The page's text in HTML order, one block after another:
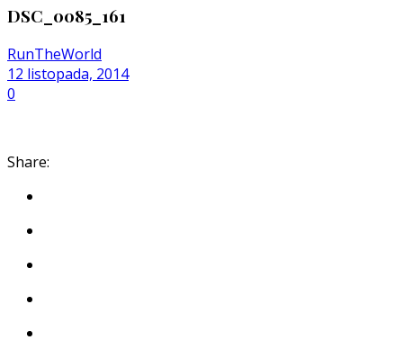
DSC_0085_161
RunTheWorld
12 listopada, 2014
0
Share: